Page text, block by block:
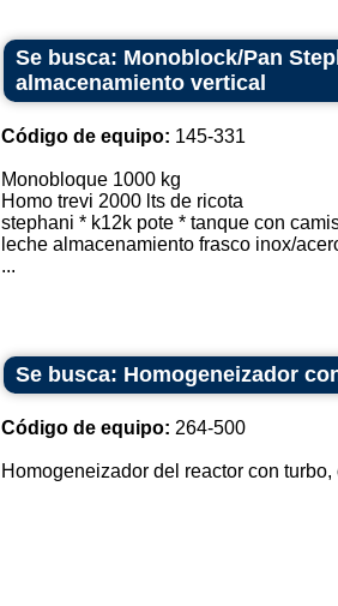
Se busca: Monoblock/Pan
almacenamiento vertical
Código de equipo: 145-331
Monobloque 1000 kg
Homo trevi 2000 lts de ricota
stephani * k12k pote * tanque con
leche almacenamiento frasco inox/
...
Se busca: Homogeneizador
Código de equipo: 264-500
Homogeneizador del reactor con